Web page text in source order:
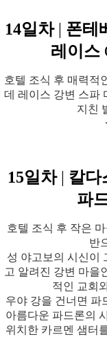
14일차 | 폰테
레이스
호텔 조식 후 매력적
데 레이스 강변 스파
지친
15일차 | 칼다
파
호텔 조식 후 작은
반
성 야고보의 시신이
고 알려진 강변 마을
적인 교회
우야 강을 건너면 파
아름다운 파드론의
위치한 카르멘 샘터